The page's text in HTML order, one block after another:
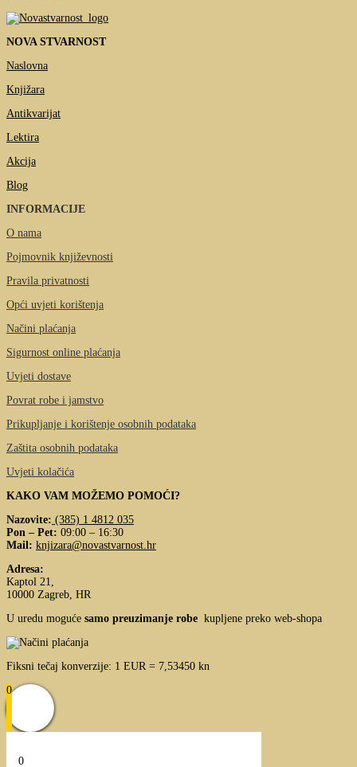
NOVA STVARNOST
Naslovna
Knjižara
Antikvarijat
Lektira
Akcija
Blog
INFORMACIJE
O nama
Pojmovnik književnosti
Pravila privatnosti
Opći uvjeti korištenja
Načini plaćanja
Sigurnost online plaćanja
Uvjeti dostave
Povrat robe i jamstvo
Prikupljanje i korištenje osobnih podataka
Zaštita osobnih podataka
Uvjeti kolačića
KAKO VAM MOŽEMO POMOĆI?
Nazovite: (385) 1 4812 035
Pon – Pet: 09:00 – 16:30
Mail: knjizara@novastvarnost.hr
Adresa:
Kaptol 21,
10000 Zagreb, HR
U uredu moguće samo preuzimanje robe kupljene preko web-shopa
Fiksni tečaj konverzije: 1 EUR = 7,53450 kn
0
0